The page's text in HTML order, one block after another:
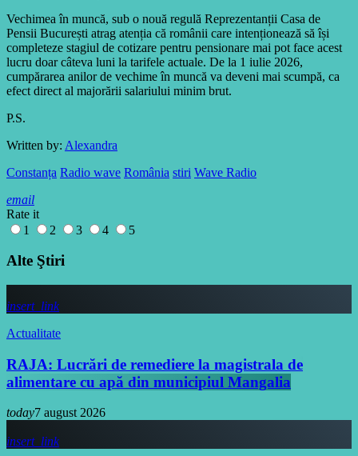
Vechimea în muncă, sub o nouă regulă Reprezentanții Casa de
Pensii București atrag atenția că românii care intenționează să își
completeze stagiul de cotizare pentru pensionare mai pot face acest
lucru doar câteva luni la tarifele actuale. De la 1 iulie 2026,
cumpărarea anilor de vechime în muncă va deveni mai scumpă, ca
efect direct al majorării salariului minim brut.
P.S.
Written by: Alexandra
Constanța Radio wave România stiri Wave Radio
email
Rate it
1
2 3 4 5
Alte Ştiri
insert_link
Actualitate
RAJA: Lucrări de remediere la magistrala de
alimentare cu apă din municipiul Mangalia
today7 august 2026
insert_link